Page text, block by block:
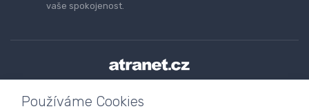
vaše spokojenost.
Doprava a platba zboží
Používáme Cookies